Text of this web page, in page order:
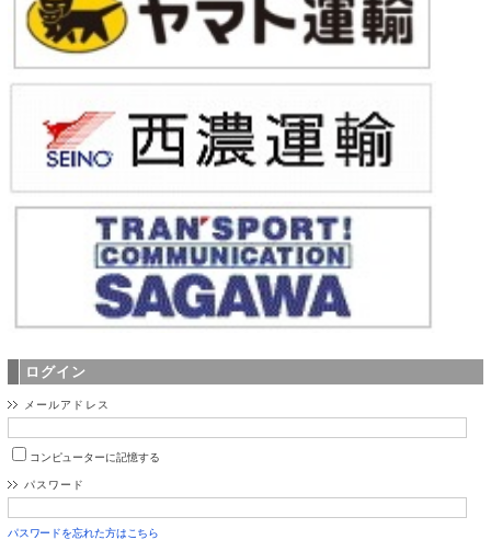
ログイン
メールアドレス
コンピューターに記憶する
パスワード
パスワードを忘れた方はこちら